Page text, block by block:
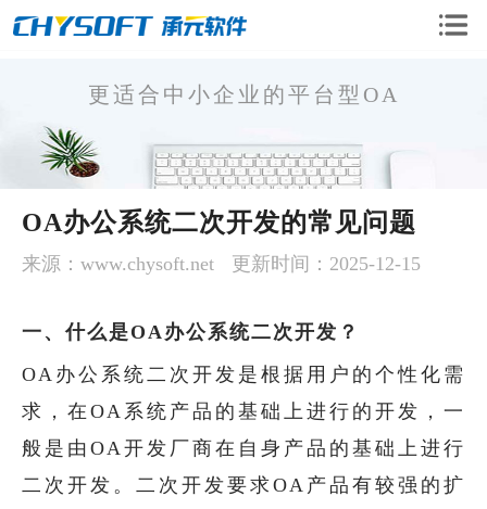
OA企业版
OA移动版
OA二次开发
手机微信开发
软件定制开发
更适合中小企业的平台型OA
OA办公系统二次开发的常见问题
来源：www.chysoft.net 更新时间：2025-12-15
一、什么是OA办公系统二次开发？
OA办公系统二次开发是根据用户的个性化需
求，在OA系统产品的基础上进行的开发，一
般是由OA开发厂商在自身产品的基础上进行
二次开发。二次开发要求OA产品有较强的扩